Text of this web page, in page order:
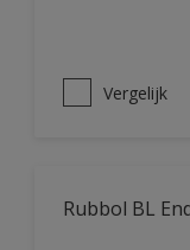
Vergelijk
Rubbol BL